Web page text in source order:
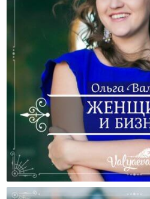
Женщина И